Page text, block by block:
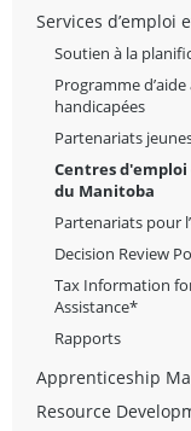
Services
Soutien à la
Programme
handicapées
Partenariats
Centres
du Manitoba
Partenariats pour
Decision Review
Tax Information
Assistance*
Rapports
Apprenticeship
Resource